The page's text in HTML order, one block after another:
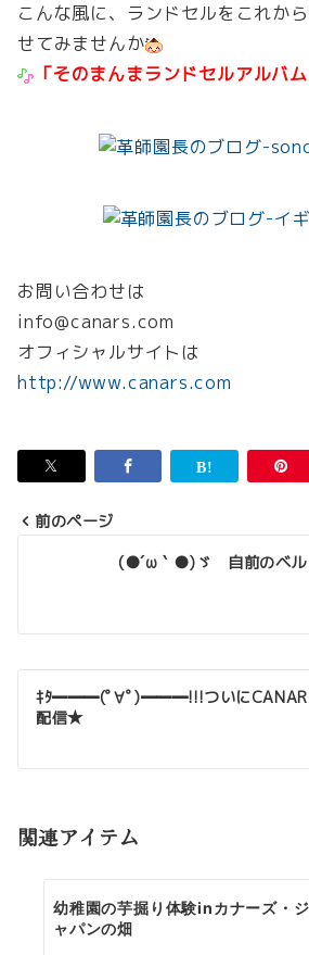
こんな風に、ランドセルをこれか
せてみませんか
「そのまんまランドセルアルバ
お問い合わせは
info@canars.com
オフィシャルサイトは
http://www.canars.com
ビ
ゲ
シ
ン
前のページ
(●´ω｀●)ゞ 自前のベ
ｷﾀ━━━(ﾟ∀ﾟ)━━━!!!ついに
配信★
関連アイテム
幼稚園の芋掘り体験inカナーズ・ジ
ャパンの畑